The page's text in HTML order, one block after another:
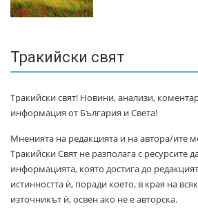
Тракийски свят
Тракийски свят! Новини, анализи,
информация от България и Света!
Мненията на редакцията и на автора/ите
Тракийски Свят не разполага с ресурсите
информацията, която достига до
истинността ѝ, поради което, в края на
източникът ѝ, освен ако не е авторска.